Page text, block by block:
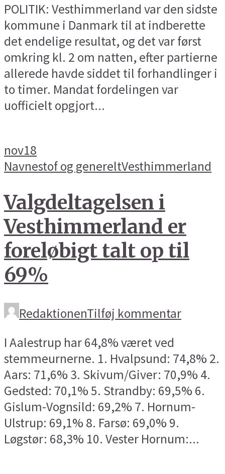
POLITIK: Vesthimmerland var den sidste
kommune i Danmark til at indberette
det endelige resultat, og det var først
omkring kl. 2 om natten, efter partierne
allerede havde siddet til forhandlinger i
to timer. Mandat fordelingen var
uofficielt opgjort...
nov18
Navnestof og genereltVesthimmerland
Valgdeltagelsen i
Vesthimmerland er
foreløbigt talt op til
69%
RedaktionenTilføj kommentar
I Aalestrup har 64,8% været ved
stemmeurnerne. 1. Hvalpsund: 74,8% 2.
Aars: 71,6% 3. Skivum/Giver: 70,9% 4.
Gedsted: 70,1% 5. Strandby: 69,5% 6.
Gislum-Vognsild: 69,2% 7. Hornum-
Ulstrup: 69,1% 8. Farsø: 69,0% 9.
Løgstør: 68,3% 10. Vester Hornum:...